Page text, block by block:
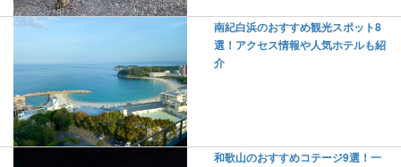
南紀白浜のおすすめ観光スポット8
選！アクセス情報や人気ホテルも紹
介
和歌山のおすすめコテージ9選！一